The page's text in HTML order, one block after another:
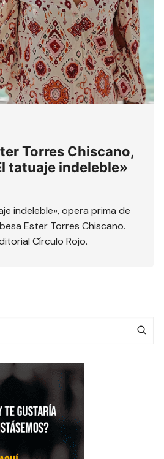
Torres Chiscano,
tatuaje indeleble»
indeleble», opera prima de
Ester Torres Chiscano.
Círculo Rojo.